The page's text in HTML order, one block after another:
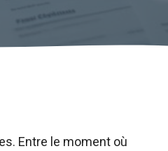
Entre le moment où